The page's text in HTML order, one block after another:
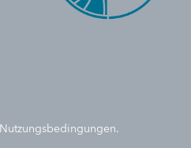
Nutzungsbedingungen.